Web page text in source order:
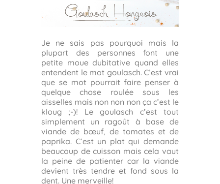
Je ne sais pas pourquoi mais la
plupart des personnes font une
petite moue dubitative quand elles
entendent le mot goulasch. C’est vrai
que se mot pourrait faire penser à
quelque chose roulée sous les
aisselles mais non non non ça c’est le
kloug ;-)! Le goulasch c’est tout
simplement un ragoût à base de
viande de bœuf, de tomates et de
paprika. C’est un plat qui demande
beaucoup de cuisson mais cela vaut
la peine de patienter car la viande
devient très tendre et fond sous la
dent. Une merveille!